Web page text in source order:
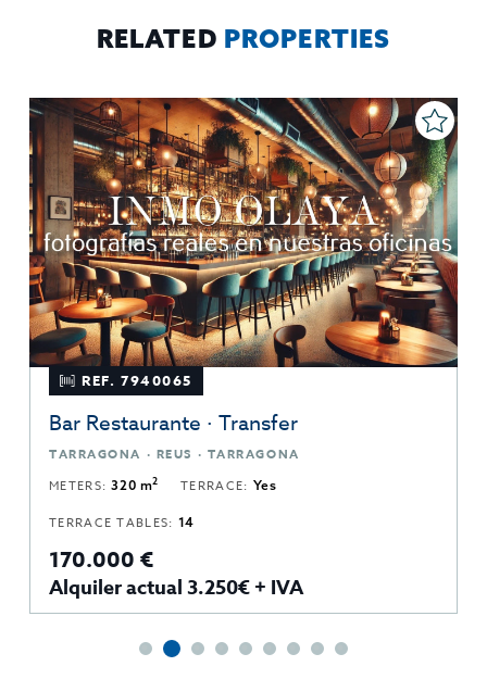
RELATED PROPERTIES
REF. 7940065
Bar Restaurante · Transfer
TARRAGONA · REUS · TARRAGONA
METERS:320 m2 TERRACE: Yes
TERRACE TABLES: 14
170.000 €
Alquiler actual 3.250€ + IVA